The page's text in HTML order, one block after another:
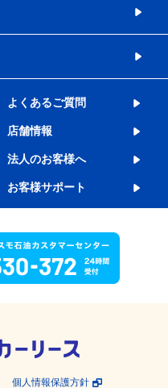
よくあるご質問
店舗情報
法人のお客様へ
お客様サポート
個人情報保護方針